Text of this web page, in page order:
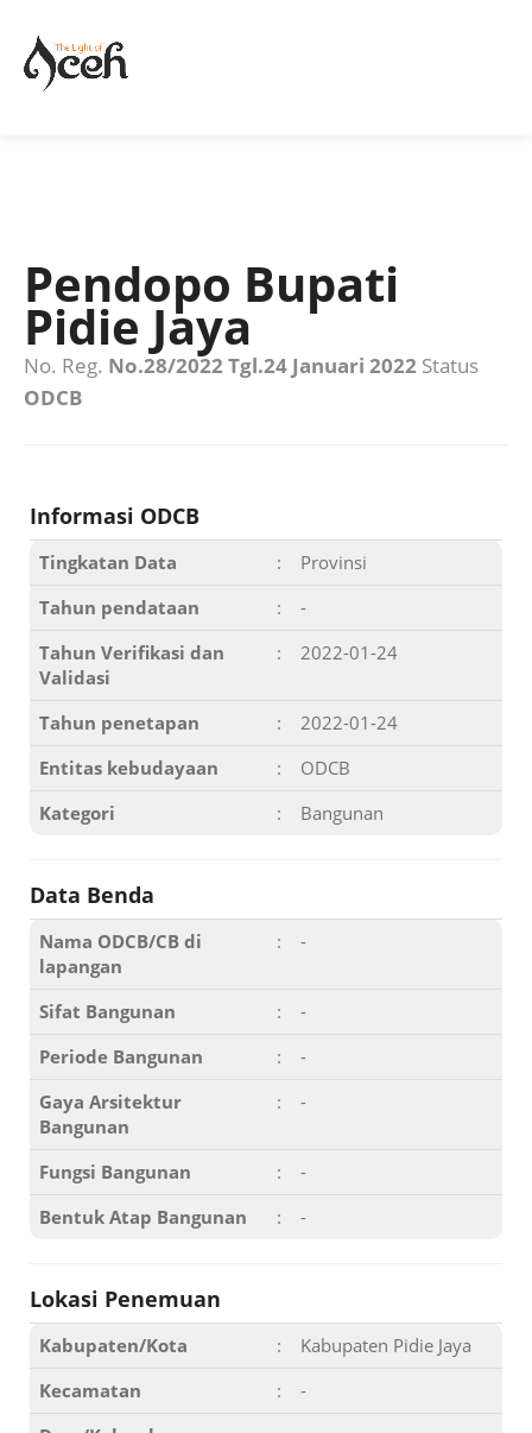
Pendopo Bupati
Pidie Jaya
No. Reg. No.28/2022 Tgl.24 Januari 2022 Status
ODCB
Informasi ODCB
Tingkatan Data :
Provinsi
Tahun pendataan
:
-
Tahun Verifikasi dan
Validasi
: 2022-01-24
Tahun penetapan :
2022-01-24
Entitas kebudayaan
:
ODCB
Kategori
: Bangunan
Data Benda
Nama ODCB/CB di
lapangan
: -
Sifat Bangunan :
-
Periode Bangunan
:
-
Gaya Arsitektur
Bangunan
: -
Fungsi Bangunan :
-
Bentuk Atap Bangunan
: -
Lokasi Penemuan
Kabupaten/Kota :
Kabupaten Pidie Jaya
Kecamatan
:
-